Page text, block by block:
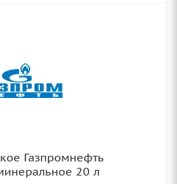
Газпромнефть
20 л